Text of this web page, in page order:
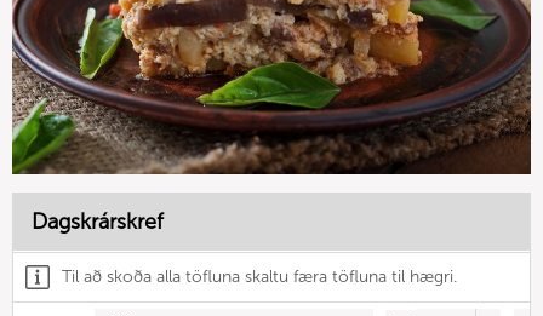
Dagskrárskref
Til að skoða alla töfluna skaltu færa töfluna til hægri.